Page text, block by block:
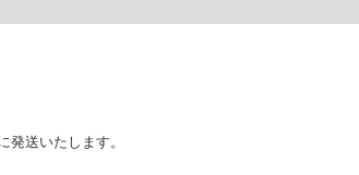
送いたします。